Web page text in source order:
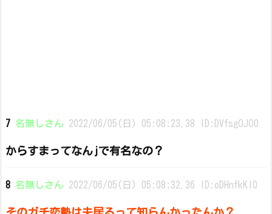
7 名無しさん 2022/06/05(日) 05:08:23.38 ID:DVfsgOJO0
からすまってなんjで有名なの？
8 名無しさん 2022/06/05(日) 05:08:32.36 ID:oDHnfkKI0